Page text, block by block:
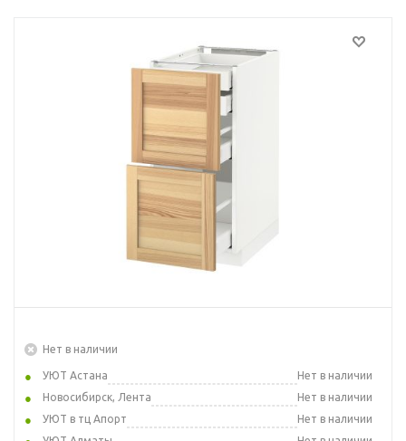
Нет в наличии
УЮТ Астана
Нет в наличии
Новосибирск, Лента
Нет в наличии
УЮТ в тц Апорт
Нет в наличии